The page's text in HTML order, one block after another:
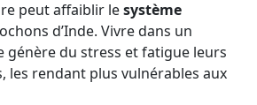
peut affaiblir lesystème
d’Inde. Vivre dans un
génère du stress et fatigue leurs
les rendant plus vulnérables aux